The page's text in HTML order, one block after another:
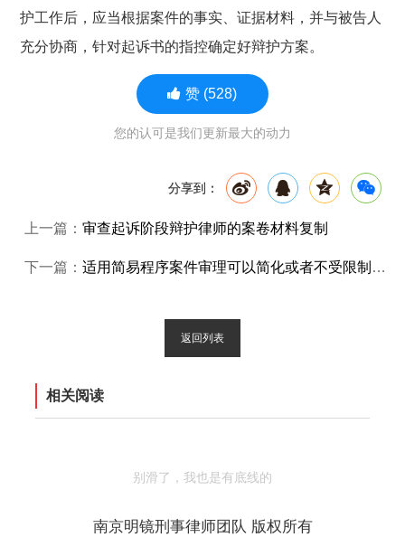
护工作后，应当根据案件的事实、证据材料，并与被告人
充分协商，针对起诉书的指控确定好辩护方案。
赞 (528)
您的认可是我们更新最大的动力
分享到：
上一篇：审查起诉阶段辩护律师的案卷材料复制
下一篇：适用简易程序案件审理可以简化或者不受限制的程序
返回列表
相关阅读
别滑了，我也是有底线的
南京明镜刑事律师团队 版权所有